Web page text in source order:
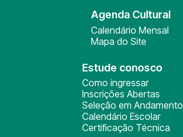
Agenda Cultural
Calendário Mensal
Mapa do Site
Estude conosco
Como ingressar
Inscrições Abertas
Seleção em Andamento
Calendário Escolar
Certificação Técnica